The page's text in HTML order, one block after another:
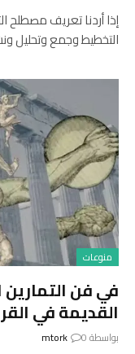
إذا أردنا تعريف مصطلح
التخطيط وجمع وتحليل
منوعات
في فن التمارين
القديمة في
بواسطة mtork 0